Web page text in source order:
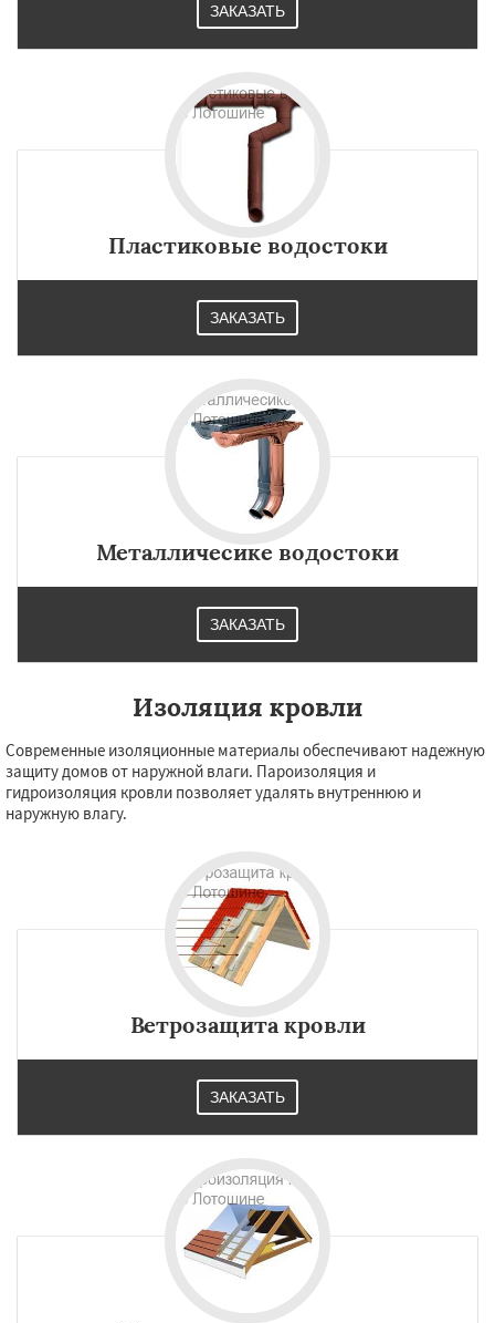
ЗАКАЗАТЬ
Пластиковые водостоки
ЗАКАЗАТЬ
Металличесике водостоки
ЗАКАЗАТЬ
Изоляция кровли
Современные изоляционные материалы обеспечивают надежную
защиту домов от наружной влаги. Пароизоляция и
гидроизоляция кровли позволяет удалять внутреннюю и
наружную влагу.
Ветрозащита кровли
ЗАКАЗАТЬ